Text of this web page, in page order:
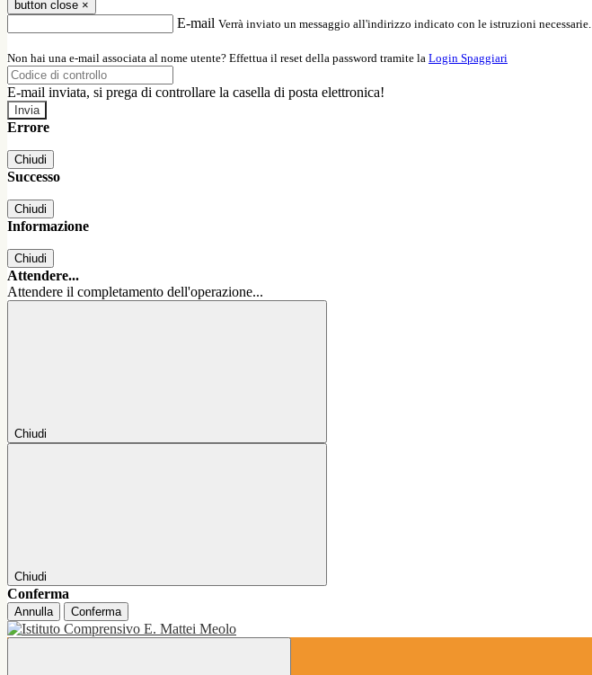
button close ×
E-mail Verrà inviato un messaggio all'indirizzo indicato con le istruzioni necessarie.
Non hai una e-mail associata al nome utente? Effettua il reset della password tramite la Login Spaggiari
E-mail inviata, si prega di controllare la casella di posta elettronica!
Errore
Chiudi
Successo
Chiudi
Informazione
Chiudi
Attendere...
Attendere il completamento dell'operazione...
Chiudi
Chiudi
Conferma
Annulla Conferma